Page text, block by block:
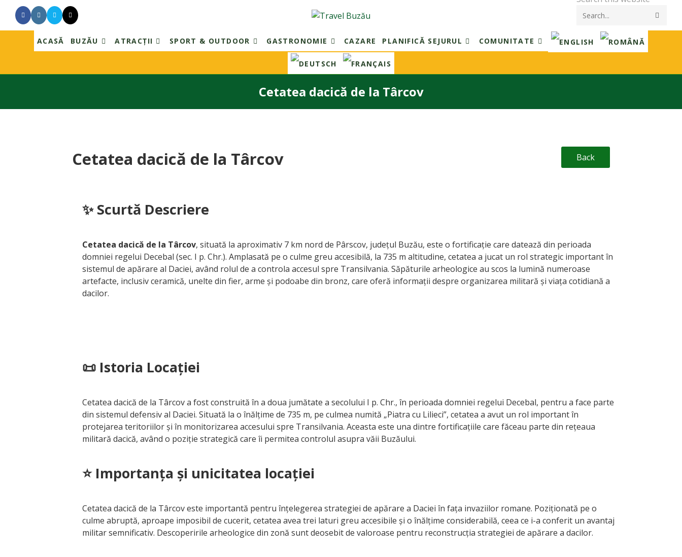
content
ACASĂ BUZĂU ATRACȚII SPORT & OUTDOOR GASTRONOMIE CAZARE PLANIFICĂ SEJURUL COMUNITATE
Cetatea dacică de la Târcov
Cetatea dacică de la Târcov Back
✨ Scurtă Descriere
Cetatea dacică de la Târcov, situată la aproximativ 7 km nord de Pârscov, județul Buzău, este o fortificație care datează din perioada
domniei regelui Decebal (sec. I p. Chr.). Amplasată pe o culme greu accesibilă, la 735 m altitudine, cetatea a jucat un rol strategic important în
sistemul de apărare al Daciei, având rolul de a controla accesul spre Transilvania. Săpăturile arheologice au scos la lumină numeroase
artefacte, inclusiv ceramică, unelte din fier, arme și podoabe din bronz, care oferă informații despre organizarea militară și viața cotidiană a
dacilor.
📜 Istoria Locației
Cetatea dacică de la Târcov a fost construită în a doua jumătate a secolului I p. Chr., în perioada domniei regelui Decebal, pentru a face parte
din sistemul defensiv al Daciei. Situată la o înălțime de 735 m, pe culmea numită „Piatra cu Lilieci”, cetatea a avut un rol important în
protejarea teritoriilor și în monitorizarea accesului spre Transilvania. Aceasta este una dintre fortificațiile care făceau parte din rețeaua
militară dacică, având o poziție strategică care îi permitea controlul asupra văii Buzăului.
⭐ Importanța și unicitatea locației
Cetatea dacică de la Târcov este importantă pentru înțelegerea strategiei de apărare a Daciei în fața invaziilor romane. Poziționată pe o
culme abruptă, aproape imposibil de cucerit, cetatea avea trei laturi greu accesibile și o înălțime considerabilă, ceea ce i-a conferit un avantaj
militar semnificativ. Descoperirile arheologice din zonă sunt deosebit de valoroase pentru reconstrucția strategiei de apărare a dacilor.